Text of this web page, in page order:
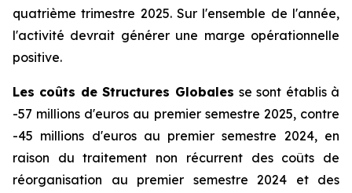
quatrième trimestre 2025. Sur l'ensemble de l'année,
l'activité devrait générer une marge opérationnelle
positive.
Les coûts de Structures Globales se sont établis à
-57 millions d'euros au premier semestre 2025, contre
-45 millions d'euros au premier semestre 2024, en
raison du traitement non récurrent des coûts de
réorganisation au premier semestre 2024 et des